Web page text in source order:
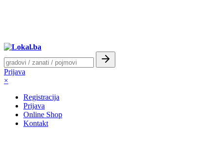
Prijava
×
Registracija
Prijava
Online Shop
Kontakt